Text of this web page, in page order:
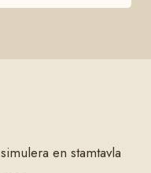
en stamtavla